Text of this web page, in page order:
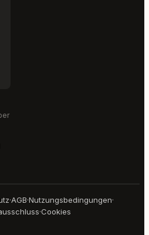
·AGB·Nutzungsbedingungen·
·Cookies